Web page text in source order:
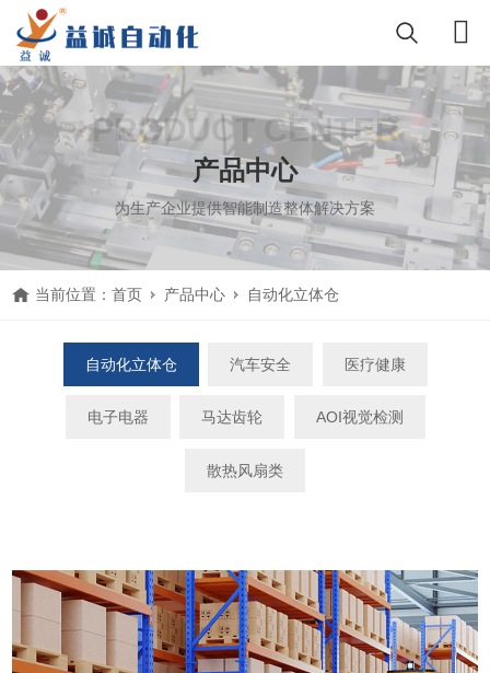
PRODUCT CENTER
产品中心
为生产企业提供智能制造整体解决方案
当前位置：首页 产品中心 自动化立体仓
自动化立体仓 汽车安全 医疗健康
电子电器 马达齿轮 AOI视觉检测
散热风扇类